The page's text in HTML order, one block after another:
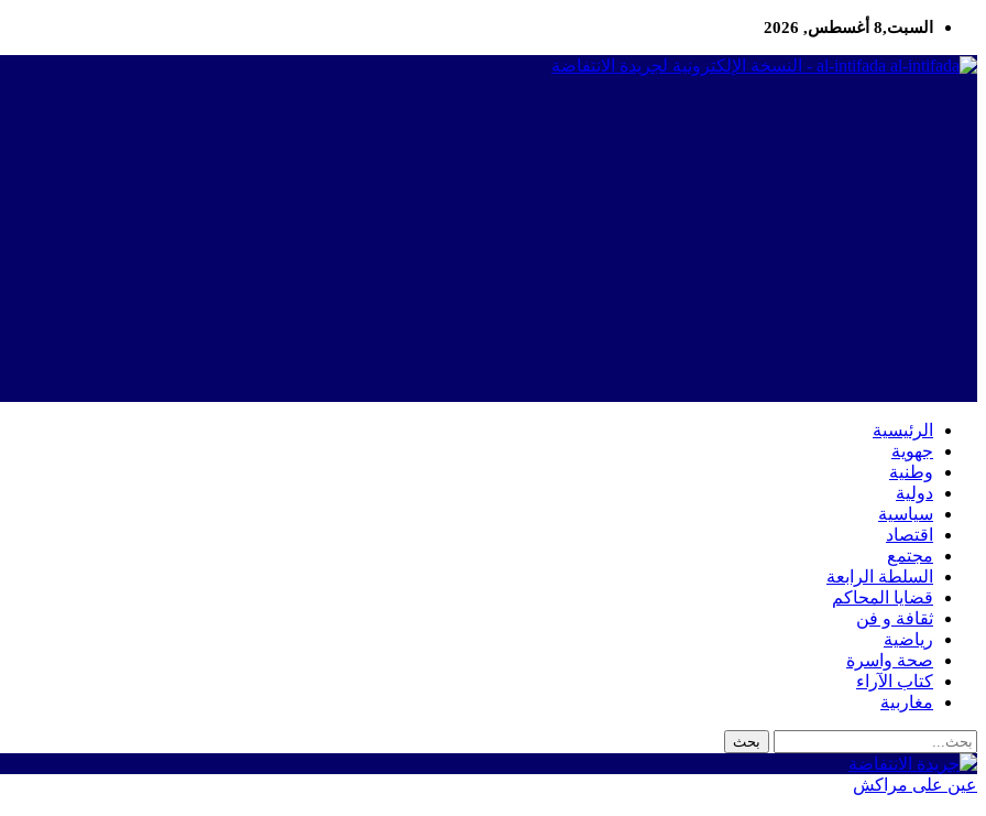
السبت,8 أغسطس, 2026
al-intifada - النسخة الإلكترونية لجريدة الانتفاضة
الرئيسية
جهوية
وطنية
دولية
سياسية
اقتصاد
مجتمع
السلطة الرابعة
قضايا المحاكم
ثقافة و فن
رياضية
صحة واسرة
كتاب الآراء
مغاربية
عين على مراكش